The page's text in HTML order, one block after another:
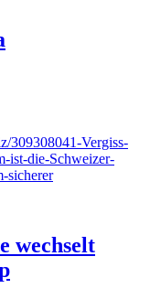
309308041-Vergiss-
ist-die-Schweizer-
sicherer
wechselt